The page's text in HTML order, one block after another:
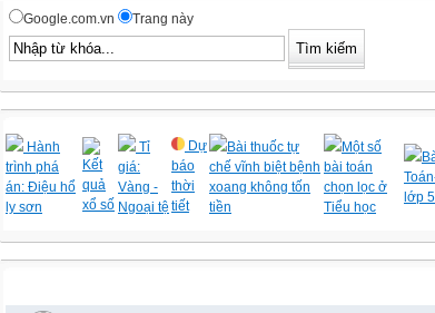
Google.com.vn Trang này
Hành
trình phá
án: Điệu hổ
ly sơn
Kết
quả
xổ số
Tỉ
giá:
Vàng -
Ngoại tệ
Dự
báo
thời
tiết
Bài thuốc tự
chế vĩnh biệt bệnh
xoang không tốn
tiền
Một số
bài toán
chọn lọc ở
Tiểu học
lớp